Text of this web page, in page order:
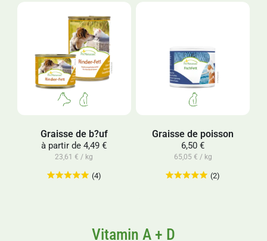
Graisse de b?uf
à partir de 4,49 €
23,61 € / kg
(4)
Graisse de poisson
6,50 €
65,05 € / kg
(2)
Vitamin A + D